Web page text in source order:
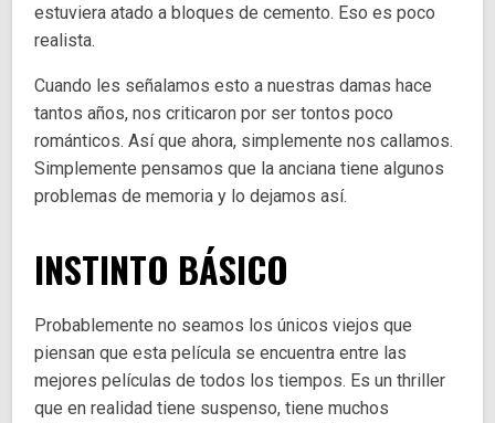
estuviera atado a bloques de cemento. Eso es poco
realista.
Cuando les señalamos esto a nuestras damas hace
tantos años, nos criticaron por ser tontos poco
románticos. Así que ahora, simplemente nos callamos.
Simplemente pensamos que la anciana tiene algunos
problemas de memoria y lo dejamos así.
INSTINTO BÁSICO
Probablemente no seamos los únicos viejos que
piensan que esta película se encuentra entre las
mejores películas de todos los tiempos. Es un thriller
que en realidad tiene suspenso, tiene muchos